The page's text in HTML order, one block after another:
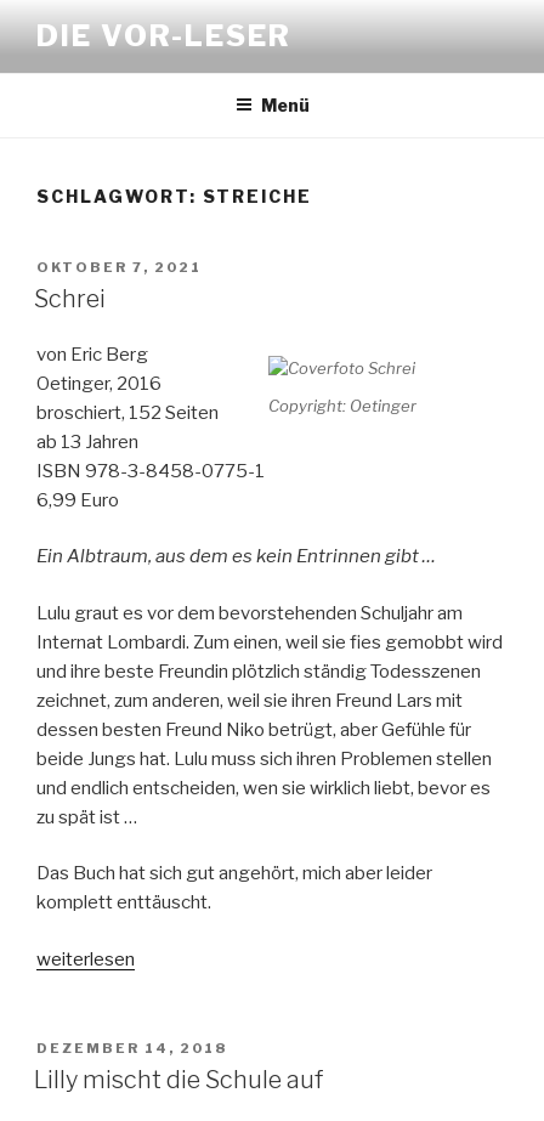
Inhalt
springen
DIE VOR-LESER
Menü
SCHLAGWORT: STREICHE
VERÖFFENTLICHT
AM
OKTOBER 7, 2021
Schrei
Copyright: Oetinger
von Eric Berg
Oetinger, 2016
broschiert, 152 Seiten
ab 13 Jahren
ISBN 978-3-8458-0775-1
6,99 Euro
Ein Albtraum, aus dem es kein Entrinnen gibt …
Lulu graut es vor dem bevorstehenden Schuljahr am
Internat Lombardi. Zum einen, weil sie fies gemobbt wird
und ihre beste Freundin plötzlich ständig Todesszenen
zeichnet, zum anderen, weil sie ihren Freund Lars mit
dessen besten Freund Niko betrügt, aber Gefühle für
beide Jungs hat. Lulu muss sich ihren Problemen stellen
und endlich entscheiden, wen sie wirklich liebt, bevor es
zu spät ist …
Das Buch hat sich gut angehört, mich aber leider
komplett enttäuscht.
„Schrei“
weiterlesen
VERÖFFENTLICHT
AM
DEZEMBER 14, 2018
Lilly mischt die Schule auf